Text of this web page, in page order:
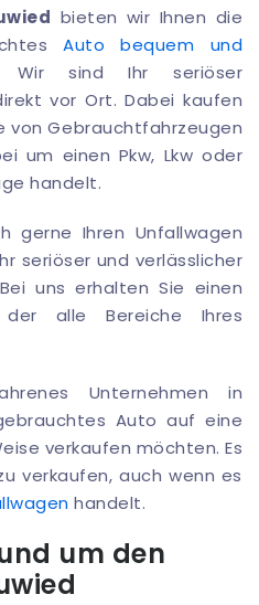
bieten wir Ihnen die
Auto bequem und
sind Ihr seriöser
vor Ort. Dabei kaufen
von Gebrauchtfahrzeugen
um einen Pkw, Lkw oder
handelt.
gerne Ihren Unfallwagen
seriöser und verlässlicher
uns erhalten Sie einen
alle Bereiche Ihres
Unternehmen in
Auto auf eine
verkaufen möchten. Es
verkaufen, auch wenn es
handelt.
um den